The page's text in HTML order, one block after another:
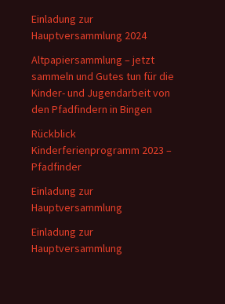
Einladung zur
Hauptversammlung 2024
Altpapiersammlung – jetzt
sammeln und Gutes tun für die
Kinder- und Jugendarbeit von
den Pfadfindern in Bingen
Rückblick
Kinderferienprogramm 2023 –
Pfadfinder
Einladung zur
Hauptversammlung
Einladung zur
Hauptversammlung